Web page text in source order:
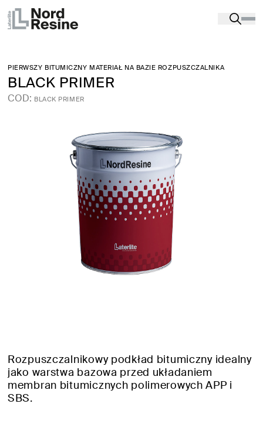
Produkty-Preparat gruntujący
PROMOTORZY CZŁONKOSTWA
PIERWSZY BITUMICZNY MATERIAŁ NA BAZIE ROZPUSZCZALNIKA
BLACK PRIMER
COD: BLACK PRIMER
Rozpuszczalnikowy podkład bitumiczny idealny
jako warstwa bazowa przed układaniem
membran bitumicznych polimerowych APP i
SBS.